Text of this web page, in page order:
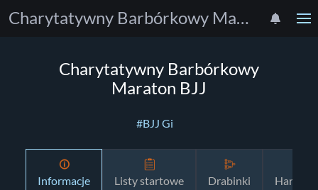
Charytatywny Barbórkowy Maraton BJJ
Charytatywny Barbórkowy
Maraton BJJ
#BJJ Gi
Informacje Listy startowe Drabinki